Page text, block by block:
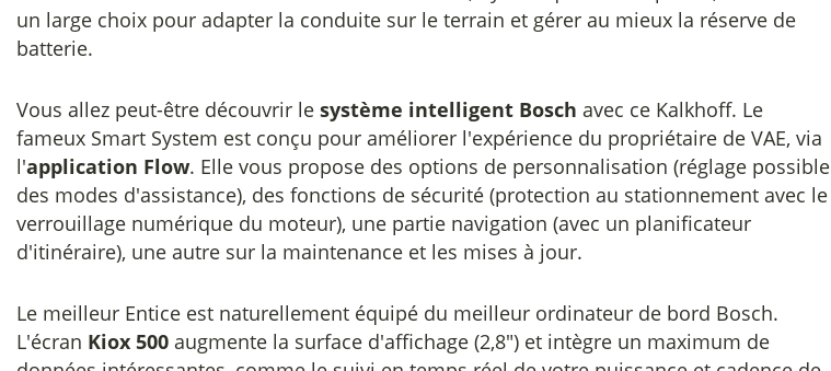
un large choix pour adapter la conduite sur le terrain et gérer au mieux la réserve de
batterie.
Vous allez peut-être découvrir lesystème intelligent Bosch avec ce Kalkhoff. Le
fameux Smart System est conçu pour améliorer l'expérience du propriétaire de VAE, via
l'application Flow. Elle vous propose des options de personnalisation (réglage possible
des modes d'assistance), des fonctions de sécurité (protection au stationnement avec le
verrouillage numérique du moteur), une partie navigation (avec un planificateur
d'itinéraire), une autre sur la maintenance et les mises à jour.
Le meilleur Entice est naturellement équipé du meilleur ordinateur de bord Bosch.
L'écran Kiox 500 augmente la surface d'affichage (2,8") et intègre un maximum de